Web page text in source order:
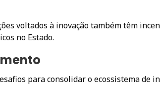
voltados à inovação também têm
no Estado.
para consolidar o ecossistema de